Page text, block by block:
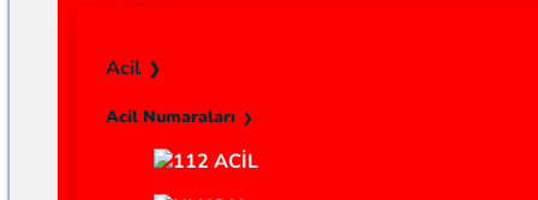
Acil
Acil Numaraları